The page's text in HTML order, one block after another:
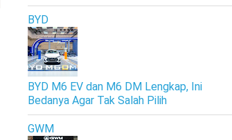
BYD
BYD M6 EV dan M6 DM Lengkap, Ini
Bedanya Agar Tak Salah Pilih
GWM